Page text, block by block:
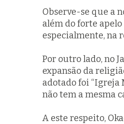
Observe-se que a
além do forte
especialmente, na
Por outro lado, no
expansão da
adotado foi “Igreja
não tem a mesma
A este respeito,